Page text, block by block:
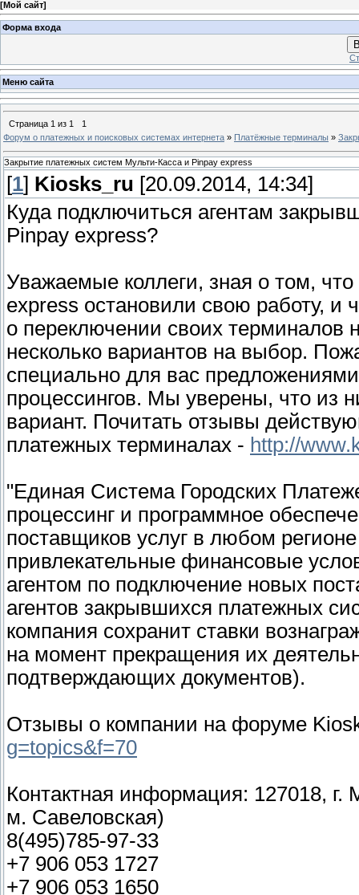
[Мой сайт]
Форма входа
Меню сайта
Страница 1 из 1
1
Форум о платежных и поисковых системах интернета » Платёжные терминалы »
Закрытие платежных систем Мульти-Касса и Pinpay express
[1] Kiosks_ru [20.09.2014, 14:34]
Куда подключиться агентам
Pinpay express?
Уважаемые коллеги, зная о том,
express остановили свою работу, и
о переключении своих терминалов
несколько вариантов на выбор.
специально для вас
процессингов. Мы уверены, что из
вариант. Почитать отзывы
платежных терминалах - http://
"Единая Система Городских
процессинг и программное
поставщиков услуг в любом
привлекательные финансовые
агентом по подключение новых
агентов закрывшихся платежных
компания сохранит ставки
на момент прекращения их
подтверждающих документов).
Отзывы о компании на форуме
g=topics&f=70
Контактная информация: 127018, г.
м. Савеловская)
8(495)785-97-33
+7 906 053 1727
+7 906 053 1650